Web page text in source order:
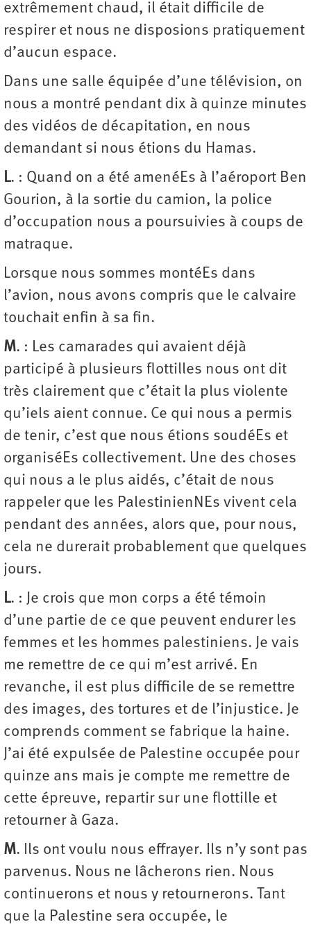
extrêmement chaud, il était difficile de
respirer et nous ne disposions pratiquement
d’aucun espace.
Dans une salle équipée d’une télévision, on
nous a montré pendant dix à quinze minutes
des vidéos de décapitation, en nous
demandant si nous étions du Hamas.
L. : Quand on a été amenéEs à l’aéroport Ben
Gourion, à la sortie du camion, la police
d’occupation nous a poursuivies à coups de
matraque.
Lorsque nous sommes montéEs dans
l’avion, nous avons compris que le calvaire
touchait enfin à sa fin.
M. : Les camarades qui avaient déjà
participé à plusieurs flottilles nous ont dit
très clairement que c’était la plus violente
qu’iels aient connue. Ce qui nous a permis
de tenir, c’est que nous étions soudéEs et
organiséEs collectivement. Une des choses
qui nous a le plus aidés, c’était de nous
rappeler que les PalestinienNEs vivent cela
pendant des années, alors que, pour nous,
cela ne durerait probablement que quelques
jours.
L. : Je crois que mon corps a été témoin
d’une partie de ce que peuvent endurer les
femmes et les hommes palestiniens. Je vais
me remettre de ce qui m’est arrivé. En
revanche, il est plus difficile de se remettre
des images, des tortures et de l’injustice. Je
comprends comment se fabrique la haine.
J’ai été expulsée de Palestine occupée pour
quinze ans mais je compte me remettre de
cette épreuve, repartir sur une flottille et
retourner à Gaza.
M. Ils ont voulu nous effrayer. Ils n’y sont pas
parvenus. Nous ne lâcherons rien. Nous
continuerons et nous y retournerons. Tant
que la Palestine sera occupée, le